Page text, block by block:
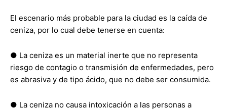
El escenario más probable para la ciudad es la caída de
ceniza, por lo cual debe tenerse en cuenta:
● La ceniza es un material inerte que no representa
riesgo de contagio o transmisión de enfermedades, pero
es abrasiva y de tipo ácido, que no debe ser consumida.
● La ceniza no causa intoxicación a las personas a